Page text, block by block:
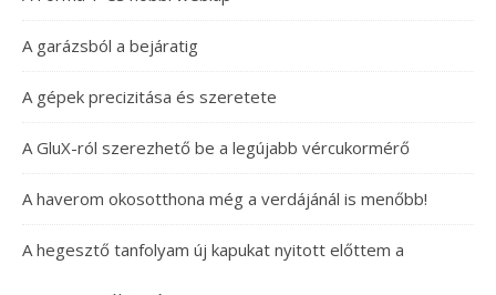
A garázsból a bejáratig
A gépek precizitása és szeretete
A GluX-ról szerezhető be a legújabb vércukormérő
A haverom okosotthona még a verdájánál is menőbb!
A hegesztő tanfolyam új kapukat nyitott előttem a